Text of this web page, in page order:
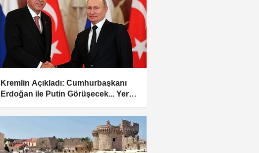
Kremlin Açıkladı: Cumhurbaşkanı
Erdoğan ile Putin Görüşecek... Yer